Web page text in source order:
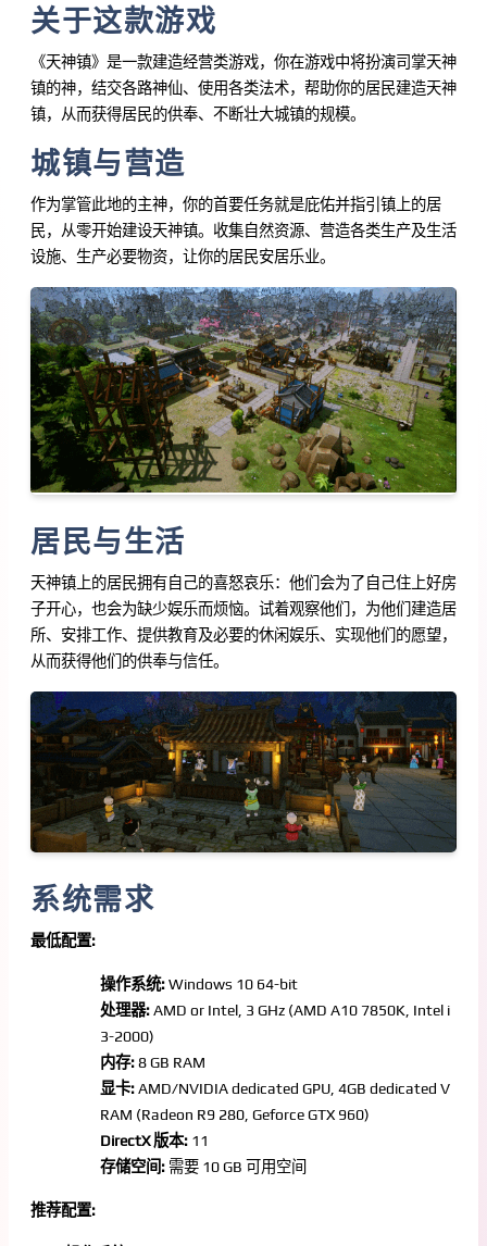
关于这款游戏
《天神镇》是一款建造经营类游戏，你在游戏中将扮演司掌天神
镇的神，结交各路神仙、使用各类法术，帮助你的居民建造天神
镇，从而获得居民的供奉、不断壮大城镇的规模。
城镇与营造
作为掌管此地的主神，你的首要任务就是庇佑并指引镇上的居
民，从零开始建设天神镇。收集自然资源、营造各类生产及生活
设施、生产必要物资，让你的居民安居乐业。
居民与生活
天神镇上的居民拥有自己的喜怒哀乐：他们会为了自己住上好房
子开心，也会为缺少娱乐而烦恼。试着观察他们，为他们建造居
所、安排工作、提供教育及必要的休闲娱乐、实现他们的愿望，
从而获得他们的供奉与信任。
系统需求
最低配置:
操作系统:Windows 10 64-bit
处理器:AMD or Intel, 3 GHz (AMD A10 7850K, Intel i
3-2000)
内存:8 GB RAM
显卡:AMD/NVIDIA dedicated GPU, 4GB dedicated V
RAM (Radeon R9 280, Geforce GTX 960)
DirectX 版本: 11
存储空间: 需要 10 GB 可用空间
推荐配置: